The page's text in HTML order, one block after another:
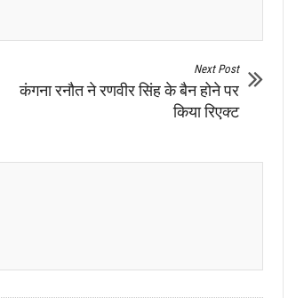
Next Post
कंगना रनौत ने रणवीर सिंह के बैन होने पर
किया रिएक्ट